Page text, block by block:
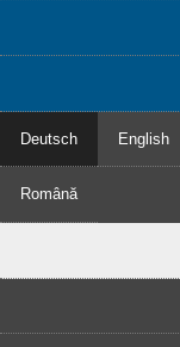
Deutsch English
Română